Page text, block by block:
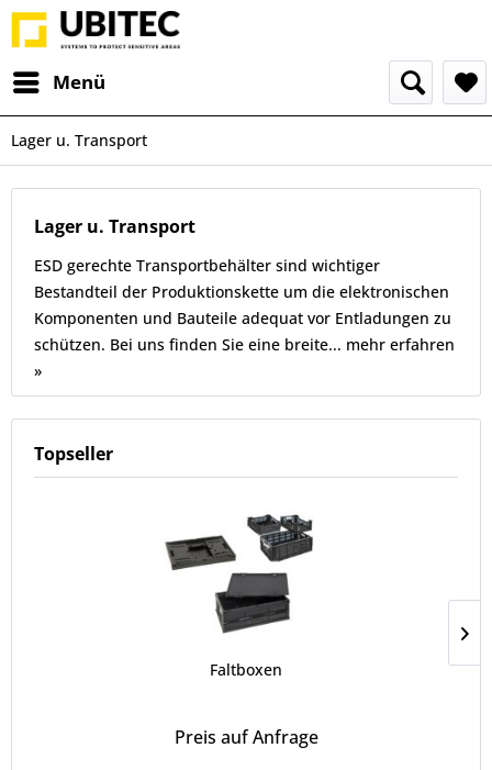
Menü
Lager u. Transport
Lager u. Transport
ESD gerechte Transportbehälter sind wichtiger
Bestandteil der Produktionskette um die elektronischen
Komponenten und Bauteile adequat vor Entladungen zu
schützen. Bei uns finden Sie eine breite... mehr erfahren
»
Topseller
Faltboxen
Preis auf Anfrage